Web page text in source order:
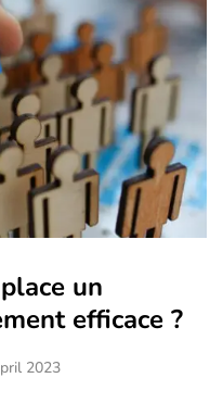
un
efficace ?
2023